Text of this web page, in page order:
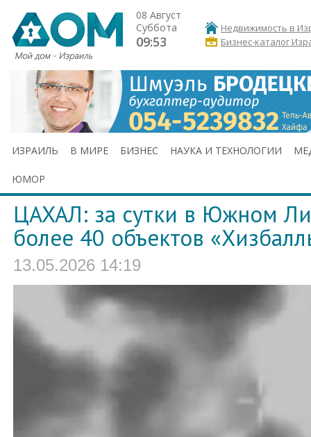
08 Август
Суббота
09:53
Недвижимость в
Бизнес-каталог
ИЗРАИЛЬ В МИРЕ БИЗНЕС НАУКА И ТЕХНОЛОГИИ
ЮМОР
ЦАХАЛ: за сутки в Южном
более 40 объектов
13.05.2026 14:19